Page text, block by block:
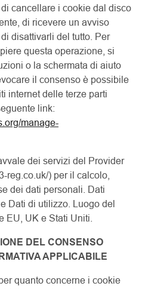
cancellare i cookie dal disco
di ricevere un avviso
disattivarli del tutto. Per
questa operazione, si
o la schermata di aiuto
il consenso è possibile
internet delle terze parti
link:
manage-
dei servizi del Provider
reg.co.uk/) per il calcolo,
dei dati personali. Dati
Dati di utilizzo. Luogo del
EU, UK e Stati Uniti.
DEL CONSENSO
APPLICABILE
quanto concerne i cookie